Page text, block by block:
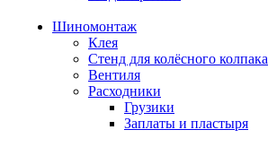
Шиномонтаж
Клея
Стенд для колёсного колпака
Вентиля
Расходники
Грузики
Заплаты и пластыря